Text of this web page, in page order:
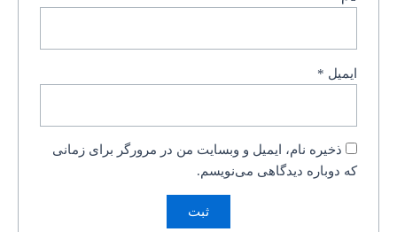
ایمیل *
ذخیره نام، ایمیل و وبسایت من در مرورگر برای زمانی
که دوباره دیدگاهی می‌نویسم.